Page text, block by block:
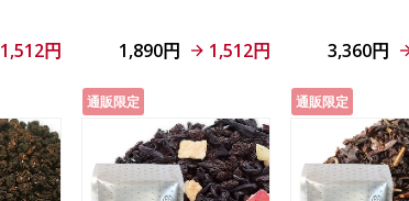
1,512円 1,890円 1,512円 3,360円
通販限定 通販限定